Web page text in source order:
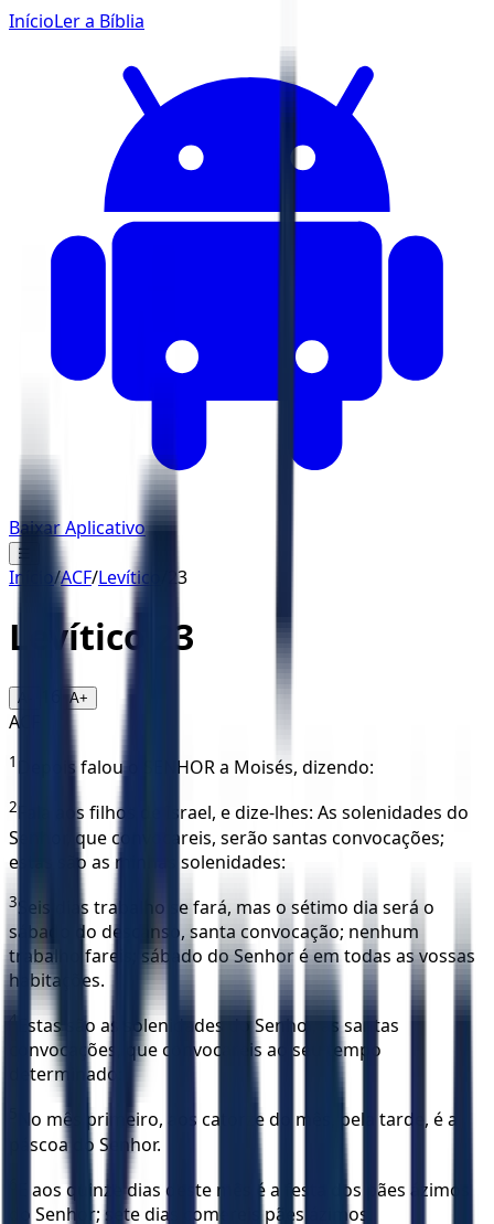
InícioLer a Bíblia
Baixar Aplicativo
☰
Início/ACF/Levítico 23
Levítico 23
A- A+
ACF
1 Depois falou o SENHOR a Moisés, dizendo:
2
Fala aos filhos de Israel, e dize-lhes: As solenidades do
Senhor, que convocareis, serão santas convocações;
estas são as minhas solenidades:
3Seis dias trabalho se fará, mas o sétimo dia será o
sábado do descanso, santa convocação; nenhum
trabalho fareis; sábado do Senhor é em todas as vossas
habitações.
Estas são as solenidades do Senhor, as santas
convocações, que convocareis ao seu tempo
determinado:
No mês primeiro, aos catorze do mês, pela tarde, é a
páscoa do Senhor.
E aos quinze dias deste mês é a festa dos pães ázimos
do Senhor; sete dias comereis pães ázimos.